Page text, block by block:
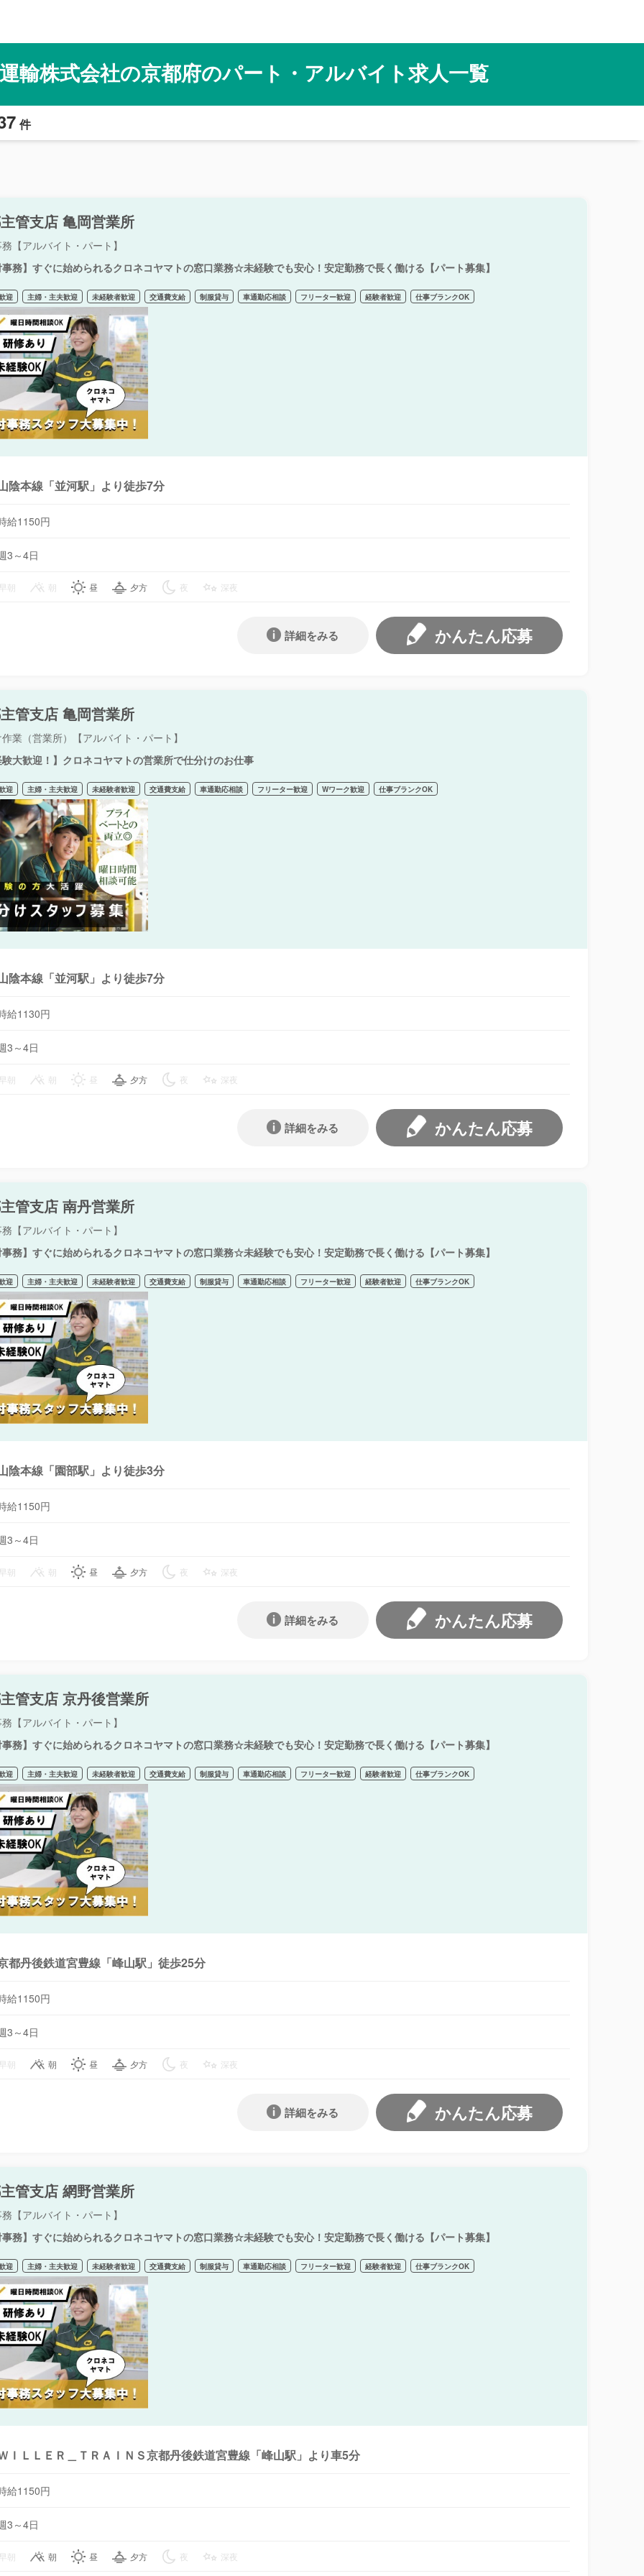
輸株式会社の京都府のパート・アルバイト求人一覧
件
管支店 亀岡営業所
【アルバイト・パート】
務】すぐに始められるクロネコヤマトの窓口業務☆未経験でも安心！安定勤務で長く働ける【パート募集】
迎 主婦・主夫歓迎 未経験者歓迎 交通費支給 制服貸与 車通勤応相談 フリーター歓迎 経験者歓迎 仕事ブランクOK
陰本線「並河駅」より徒歩7分
給1150円
3～4日
朝 朝 昼 夕方 夜 深夜
かんたん応募
詳細をみる
管支店 亀岡営業所
業（営業所）【アルバイト・パート】
大歓迎！】クロネコヤマトの営業所で仕分けのお仕事
迎 主婦・主夫歓迎 未経験者歓迎 交通費支給 車通勤応相談 フリーター歓迎 Wワーク歓迎 仕事ブランクOK
陰本線「並河駅」より徒歩7分
給1130円
3～4日
朝 朝 昼 夕方 夜 深夜
かんたん応募
詳細をみる
管支店 南丹営業所
【アルバイト・パート】
務】すぐに始められるクロネコヤマトの窓口業務☆未経験でも安心！安定勤務で長く働ける【パート募集】
迎 主婦・主夫歓迎 未経験者歓迎 交通費支給 制服貸与 車通勤応相談 フリーター歓迎 経験者歓迎 仕事ブランクOK
陰本線「園部駅」より徒歩3分
給1150円
3～4日
朝 朝 昼 夕方 夜 深夜
かんたん応募
詳細をみる
管支店 京丹後営業所
【アルバイト・パート】
務】すぐに始められるクロネコヤマトの窓口業務☆未経験でも安心！安定勤務で長く働ける【パート募集】
迎 主婦・主夫歓迎 未経験者歓迎 交通費支給 制服貸与 車通勤応相談 フリーター歓迎 経験者歓迎 仕事ブランクOK
都丹後鉄道宮豊線「峰山駅」徒歩25分
給1150円
3～4日
朝 朝 昼 夕方 夜 深夜
かんたん応募
詳細をみる
管支店 網野営業所
【アルバイト・パート】
務】すぐに始められるクロネコヤマトの窓口業務☆未経験でも安心！安定勤務で長く働ける【パート募集】
迎 主婦・主夫歓迎 未経験者歓迎 交通費支給 制服貸与 車通勤応相談 フリーター歓迎 経験者歓迎 仕事ブランクOK
ＩＬＬＥＲ＿ＴＲＡＩＮＳ京都丹後鉄道宮豊線「峰山駅」より車5分
給1150円
3～4日
朝 朝 昼 夕方 夜 深夜